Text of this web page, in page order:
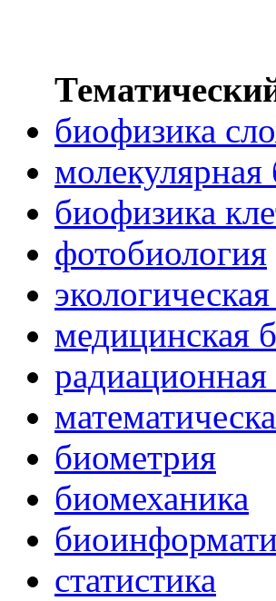
биофизика
биофизика
фотобиология
медицинская
биометрия
биомеханика
статистика